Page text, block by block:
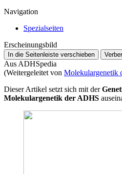
Navigation
Spezialseiten
Erscheinungsbild
In die Seitenleiste verschieben
Aus ADHSpedia
(Weitergeleitet von Molekulargenetik
Dieser Artikel setzt sich mit der
Molekulargenetik der ADHS